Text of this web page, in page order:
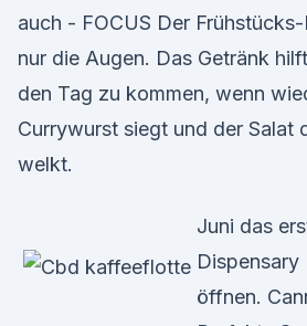
auch - FOCUS Der
nur die Augen. Das Getränk
den Tag zu kommen, wenn
Currywurst siegt und der Salat
welkt.
Juni das
Dispensary
öffnen.